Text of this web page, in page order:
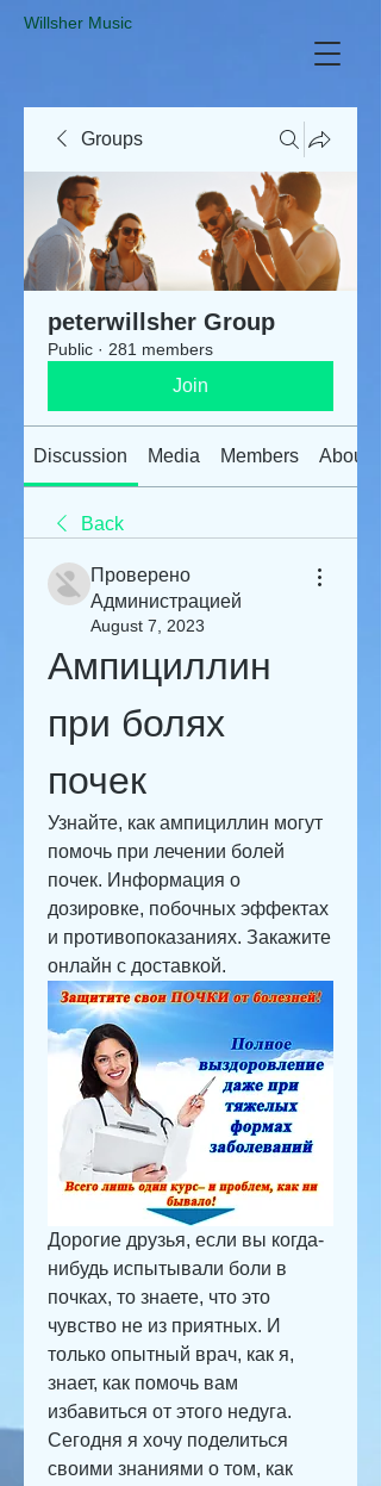
​Willsher Music
Groups
peterwillsher Group
Public · 281 members
Join
Discussion Media Members About
Back
Проверено
Администрацией
August 7, 2023
Ампициллин
при болях
почек
Узнайте, как ампициллин могут
помочь при лечении болей
почек. Информация о
дозировке, побочных эффектах
и противопоказаниях. Закажите
онлайн с доставкой.
Дорогие друзья, если вы когда-
нибудь испытывали боли в
почках, то знаете, что это
чувство не из приятных. И
только опытный врач, как я,
знает, как помочь вам
избавиться от этого недуга.
Сегодня я хочу поделиться
своими знаниями о том, как